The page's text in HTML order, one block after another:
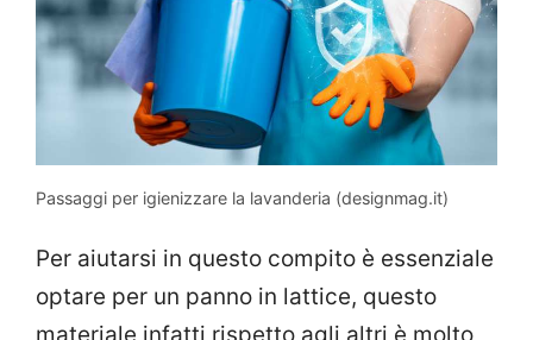
Passaggi per igienizzare la lavanderia (designmag.it)
Per aiutarsi in questo compito è essenziale
optare per un panno in lattice, questo